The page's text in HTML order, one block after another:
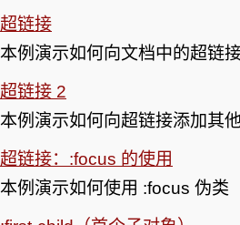
超链接
本例演示如何向文档中的超链
超链接 2
本例演示如何向超链接添加其
超链接：:focus 的使用
本例演示如何使用 :focus 伪类